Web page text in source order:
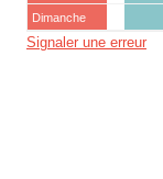
Dimanche
Signaler une erreur